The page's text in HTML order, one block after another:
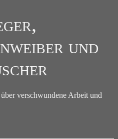
und
verschwundene Arbeit und